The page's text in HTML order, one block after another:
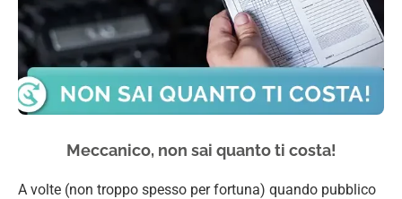
Meccanico, non sai quanto ti costa!
A volte (non troppo spesso per fortuna) quando pubblico